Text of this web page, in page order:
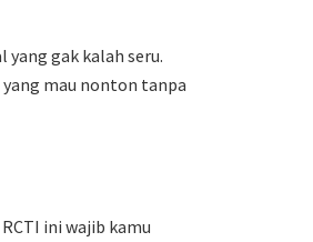
gak kalah seru.
yang mau nonton tanpa
ini wajib kamu